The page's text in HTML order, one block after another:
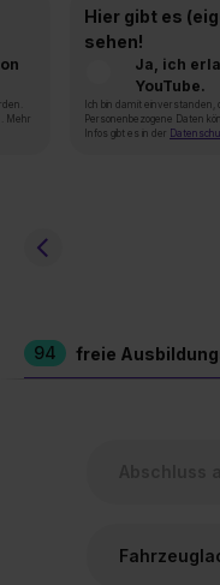
Mehr
Hier gibt es
sehen!
Ja, ich
YouTube.
Ich bin damit
Personenbezogene Daten
Infos gibt es in der
94 freie